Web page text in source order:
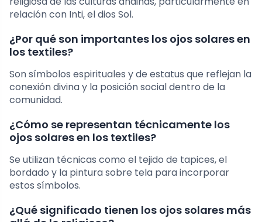
relación con Inti, el dios Sol.
¿Por qué son importantes los ojos solares en
los textiles?
Son símbolos espirituales y de estatus que reflejan la
conexión divina y la posición social dentro de la
comunidad.
¿Cómo se representan técnicamente los
ojos solares en los textiles?
Se utilizan técnicas como el tejido de tapices, el
bordado y la pintura sobre tela para incorporar
estos símbolos.
¿Qué significado tienen los ojos solares más